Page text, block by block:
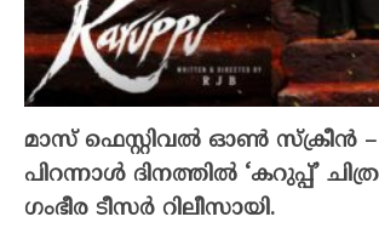
മാസ് ഫെസ്റ്റിവൽ ഓൺ സ്‌ക്രീൻ
പിറന്നാൾ ദിനത്തിൽ ‘കറുപ്പ്’
ഗംഭീര ടീസർ റിലീസായി.